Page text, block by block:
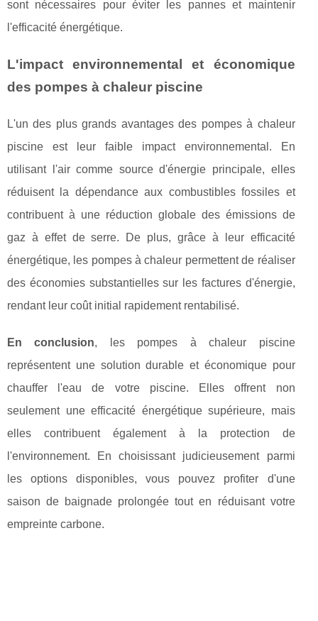
sont nécessaires pour éviter les pannes et maintenir
l'efficacité énergétique.
L'impact environnemental et économique
des pompes à chaleur piscine
L'un des plus grands avantages des pompes à chaleur
piscine est leur faible impact environnemental. En
utilisant l'air comme source d'énergie principale, elles
réduisent la dépendance aux combustibles fossiles et
contribuent à une réduction globale des émissions de
gaz à effet de serre. De plus, grâce à leur efficacité
énergétique, les pompes à chaleur permettent de réaliser
des économies substantielles sur les factures d'énergie,
rendant leur coût initial rapidement rentabilisé.
En conclusion, les pompes à chaleur piscine
représentent une solution durable et économique pour
chauffer l'eau de votre piscine. Elles offrent non
seulement une efficacité énergétique supérieure, mais
elles contribuent également à la protection de
l'environnement. En choisissant judicieusement parmi
les options disponibles, vous pouvez profiter d'une
saison de baignade prolongée tout en réduisant votre
empreinte carbone.